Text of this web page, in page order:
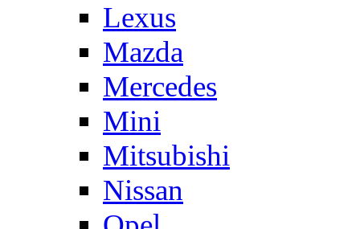
Lexus
Mazda
Mercedes
Mini
Mitsubishi
Nissan